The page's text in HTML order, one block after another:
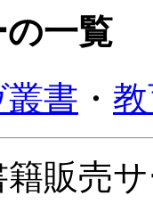
一覧
叢書 ・
販売